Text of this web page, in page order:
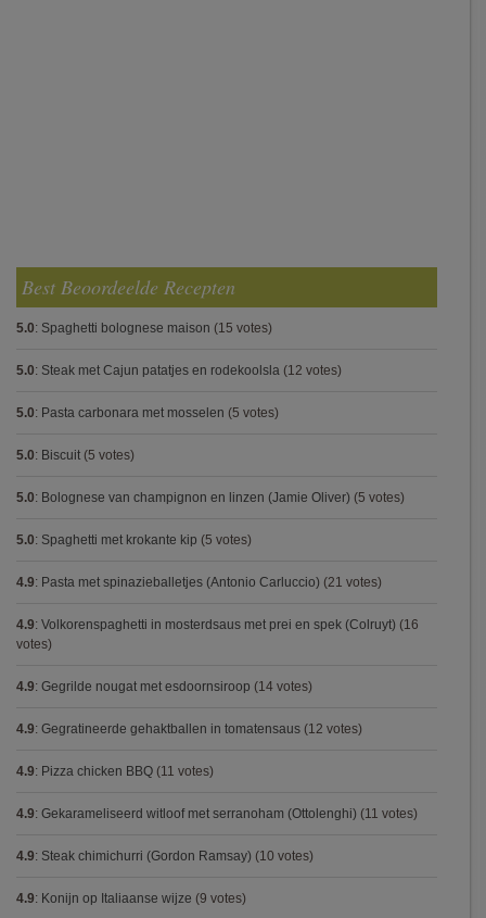
Best Beoordeelde Recepten
5.0: Spaghetti bolognese maison (15 votes)
5.0: Steak met Cajun patatjes en rodekoolsla (12 votes)
5.0: Pasta carbonara met mosselen (5 votes)
5.0: Biscuit (5 votes)
5.0: Bolognese van champignon en linzen (Jamie Oliver) (5 votes)
5.0: Spaghetti met krokante kip (5 votes)
4.9: Pasta met spinazieballetjes (Antonio Carluccio) (21 votes)
4.9: Volkorenspaghetti in mosterdsaus met prei en spek (Colruyt) (16
votes)
4.9: Gegrilde nougat met esdoornsiroop (14 votes)
4.9: Gegratineerde gehaktballen in tomatensaus (12 votes)
4.9: Pizza chicken BBQ (11 votes)
4.9: Gekarameliseerd witloof met serranoham (Ottolenghi) (11 votes)
4.9: Steak chimichurri (Gordon Ramsay) (10 votes)
4.9: Konijn op Italiaanse wijze (9 votes)